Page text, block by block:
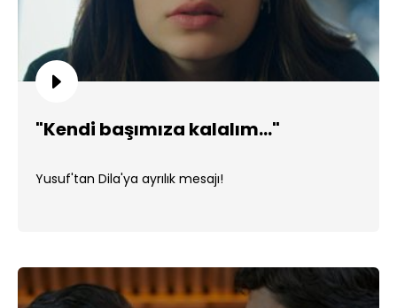
"Kendi başımıza kalalım..."
Yusuf'tan Dila'ya ayrılık mesajı!